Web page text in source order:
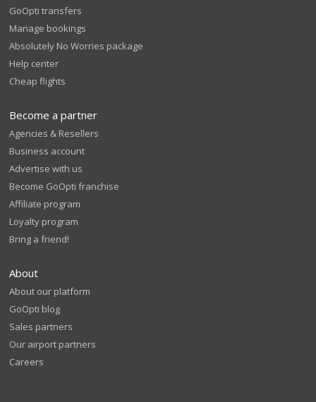
GoOpti transfers
Manage bookings
Absolutely No Worries package
Help center
Cheap flights
Become a partner
Agencies & Resellers
Business account
Advertise with us
Become GoOpti franchise
Affiliate program
Loyalty program
Bring a friend!
About
About our platform
GoOpti blog
Sales partners
Our airport partners
Careers